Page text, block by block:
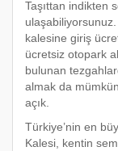
Taşıttan indikten
kalesine giriş
ücretsiz otopark
bulunan
almak da
açık.
Türkiye’nin en
Kalesi, kentin